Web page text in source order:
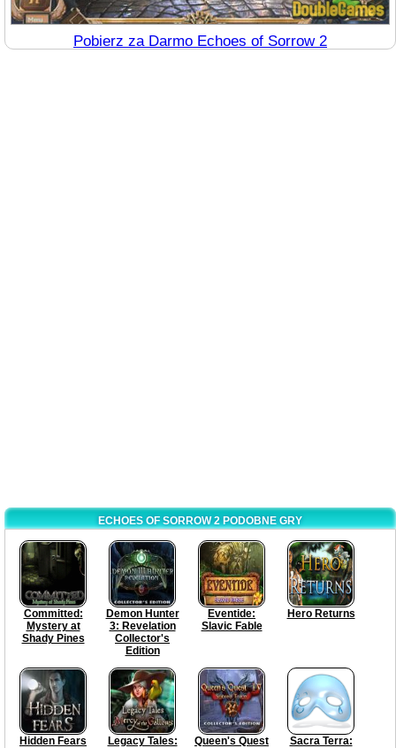
Pobierz za Darmo Echoes of Sorrow 2
ECHOES OF SORROW 2 PODOBNE GRY
Committed:
Mystery at
Shady Pines
Demon Hunter
3: Revelation
Collector's
Edition
Eventide:
Slavic Fable
Hero Returns
Hidden Fears
Legacy Tales:
Queen's Quest
Sacra Terra: